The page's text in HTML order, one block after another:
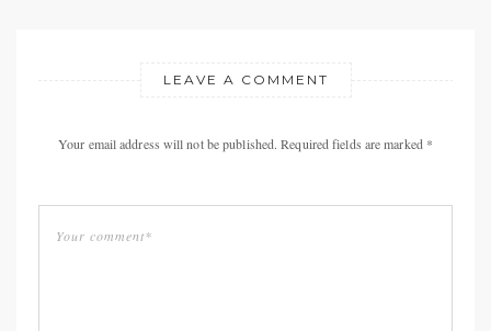
LEAVE A COMMENT
Your email address will not be published. Required fields are marked *